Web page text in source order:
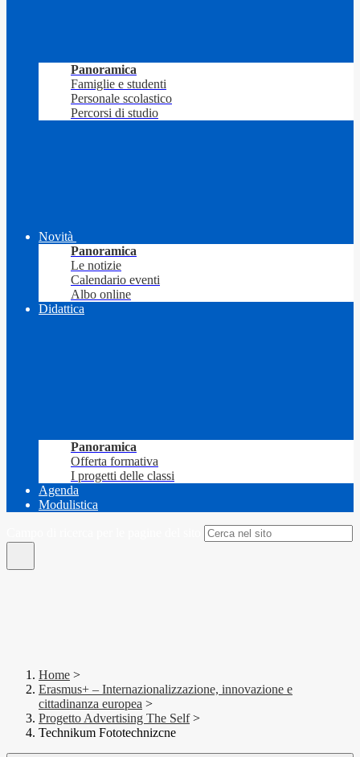
Panoramica
Famiglie e studenti
Personale scolastico
Percorsi di studio
Novità
Panoramica
Le notizie
Calendario eventi
Albo online
Didattica
Panoramica
Offerta formativa
I progetti delle classi
Agenda
Modulistica
Home >
Erasmus+ – Internazionalizzazione, innovazione e
cittadinanza europea >
Progetto Advertising The Self >
Technikum Fototechnizcne